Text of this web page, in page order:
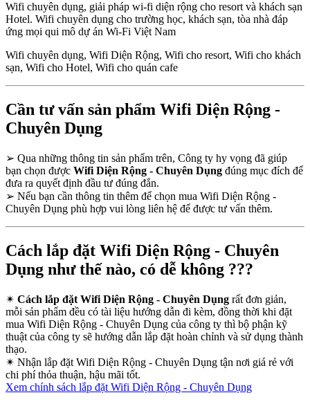
Wifi chuyên dụng, giải pháp wi-fi diện rộng cho resort và khách sạn
Hotel. Wifi chuyên dụng cho trường học, khách sạn, tòa nhà đáp
ứng mọi qui mô dự án Wi-Fi Việt Nam
Wifi chuyên dụng, Wifi Diện Rộng, Wifi cho resort, Wifi cho khách
sạn, Wifi cho Hotel, Wifi cho quán cafe
Cần tư vấn sản phẩm Wifi Diện Rộng -
Chuyên Dụng
➢ Qua những thông tin sản phẩm trên, Công ty hy vọng đã giúp
bạn chọn được Wifi Diện Rộng - Chuyên Dụng đúng mục đích để
đưa ra quyết định đầu tư đúng đắn.
➢ Nếu bạn cần thông tin thêm để chọn mua Wifi Diện Rộng -
Chuyên Dụng phù hợp vui lòng liên hệ để được tư vấn thêm.
Cách lắp đặt Wifi Diện Rộng - Chuyên
Dụng như thế nào, có dễ không ???
✴ Cách lắp đặt Wifi Diện Rộng - Chuyên Dụng rất đơn giản,
mỗi sản phẩm đều có tài liệu hướng dẫn đi kèm, đồng thời khi đặt
mua Wifi Diện Rộng - Chuyên Dụng của công ty thì bộ phận kỹ
thuật của công ty sẽ hướng dẫn lắp đặt hoàn chỉnh và sử dụng thành
thạo.
✴ Nhận lắp đặt Wifi Diện Rộng - Chuyên Dụng tận nơi giá rẻ với
chi phí thỏa thuận, hậu mãi tốt.
Xem chính sách lắp đặt Wifi Diện Rộng - Chuyên Dụng